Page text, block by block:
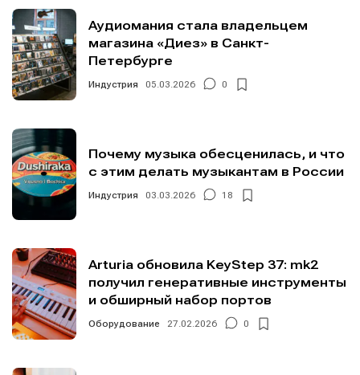
Аудиомания стала владельцем
магазина «Диез» в Санкт-
Петербурге
Индустрия 05.03.2026 0
Почему музыка обесценилась, и что
с этим делать музыкантам в России
Индустрия 03.03.2026 18
Arturia обновила KeyStep 37: mk2
получил генеративные инструменты
и обширный набор портов
Оборудование 27.02.2026 0